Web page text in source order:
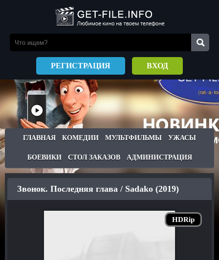
РЕГИСТРАЦИЯ ВХОД
ГЛАВНАЯ КОМЕДИИ МУЛЬТФИЛЬМЫ УЖАСЫ
БОЕВИКИ СТОЛ ЗАКАЗОВ АДМИНИСТРАЦИЯ
HDRip
Звонок. Последняя глава / Sadako (2019)